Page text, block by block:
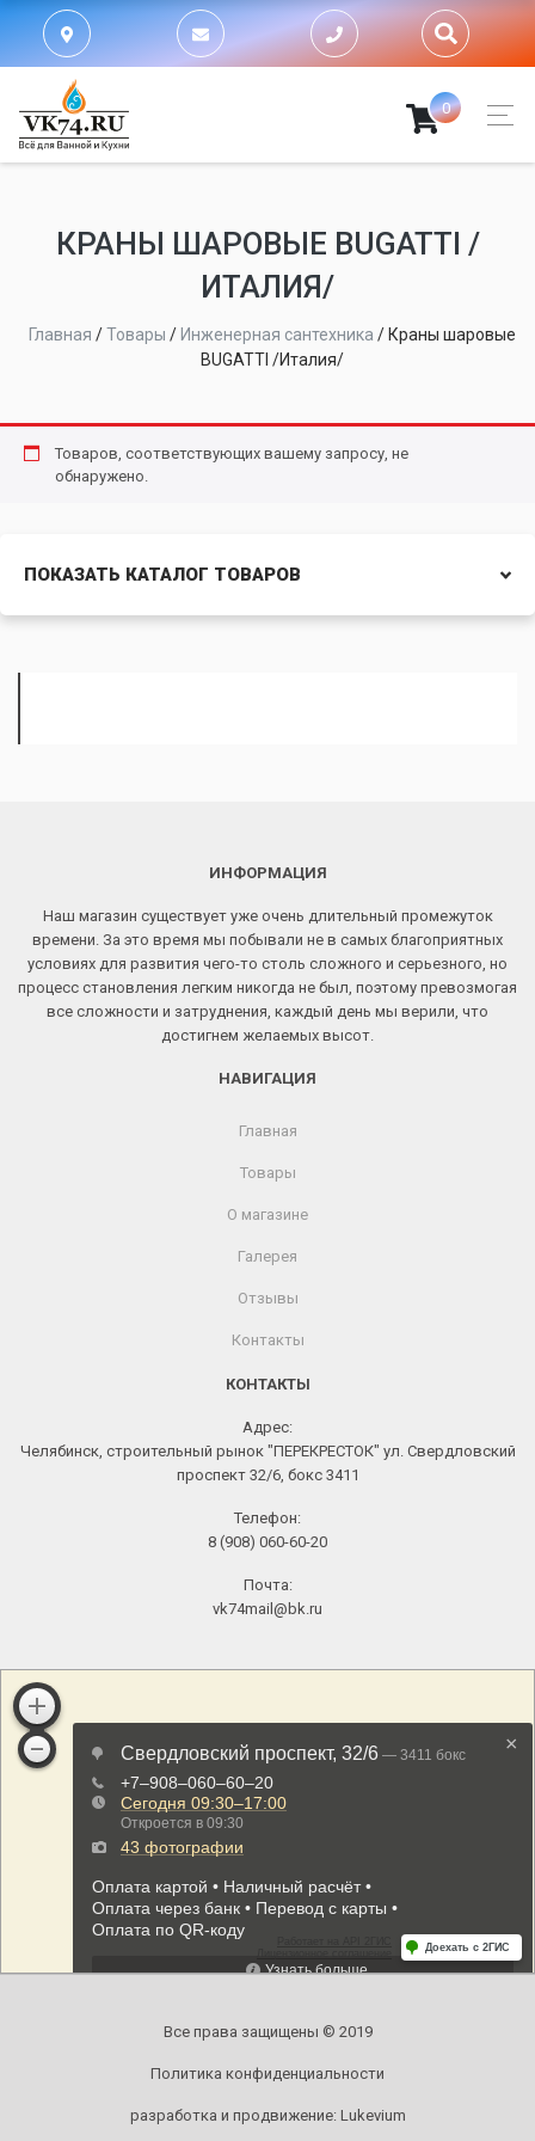
0
КРАНЫ ШАРОВЫЕ BUGATTI /
ИТАЛИЯ/
Главная /Товары / Инженерная сантехника / Краны шаровые
BUGATTI /Италия/
Товаров, соответствующих вашему запросу, не
обнаружено.
ПОКАЗАТЬ КАТАЛОГ ТОВАРОВ
ИНФОРМАЦИЯ
Наш магазин существует уже очень длительный промежуток
времени. За это время мы побывали не в самых благоприятных
условиях для развития чего-то столь сложного и серьезного, но
процесс становления легким никогда не был, поэтому превозмогая
все сложности и затруднения, каждый день мы верили, что
достигнем желаемых высот.
НАВИГАЦИЯ
Главная
Товары
О магазине
Галерея
Отзывы
Контакты
КОНТАКТЫ
Адрес:
Челябинск, строительный рынок "ПЕРЕКРЕСТОК" ул. Свердловский
проспект 32/6, бокс 3411
Телефон:
8 (908) 060-60-20
Почта:
vk74mail@bk.ru
Все права защищены © 2019
Политика конфиденциальности
разработка и продвижение: Lukevium